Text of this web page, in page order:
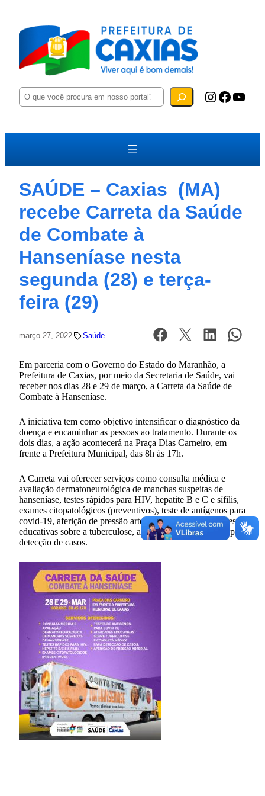
P
e
u
a
Instagram Facebook YouTube
SAÚDE – Caxias (MA)
recebe Carreta da Saúde
de Combate à
Hanseníase nesta
segunda (28) e terça-
feira (29)
março 27, 2022 Saúde
Em parceria com o Governo do Estado do Maranhão, a
Prefeitura de Caxias, por meio da Secretaria de Saúde, vai
receber nos dias 28 e 29 de março, a Carreta da Saúde de
Combate à Hanseníase.
A iniciativa tem como objetivo intensificar o diagnóstico da
doença e encaminhar as pessoas ao tratamento. Durante os
dois dias, a ação acontecerá na Praça Dias Carneiro, em
frente a Prefeitura Municipal, das 8h às 17h.
A Carreta vai oferecer serviços como consulta médica e
avaliação dermatoneurológica de manchas suspeitas de
hanseníase, testes rápidos para HIV, hepatite B e C e sífilis,
exames citopatológicos (preventivos), teste de antígenos para
covid-19, aferição de pressão arterial, e também atividades
educativas sobre a tuberculose, além de consulta médica para
detecção de casos.